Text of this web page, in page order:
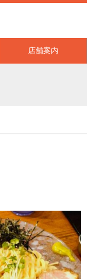
店舗案内